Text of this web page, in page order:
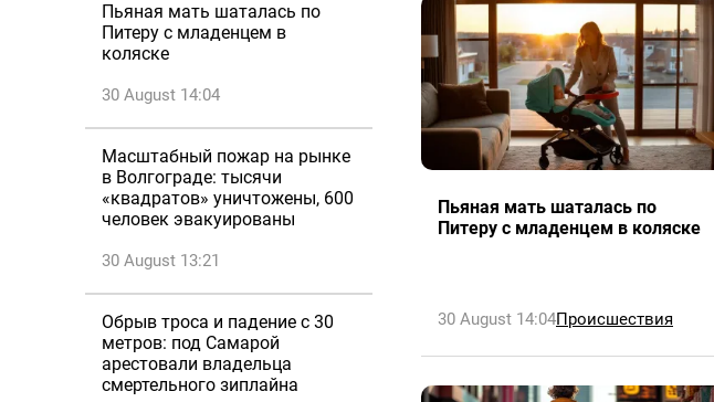
Пьяная мать шаталась по
Питеру с младенцем в
коляске
30 August 14:04
Масштабный пожар на рынке
в Волгограде: тысячи
«квадратов» уничтожены, 600
человек эвакуированы
30 August 13:21
Обрыв троса и падение с 30
метров: под Самарой
арестовали владельца
смертельного зиплайна
Пьяная мать шаталась по
Питеру с младенцем в коляске
30 August 14:04Происшествия